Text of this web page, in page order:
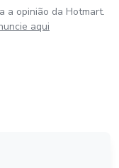
a opinião da Hotmart.
aqui